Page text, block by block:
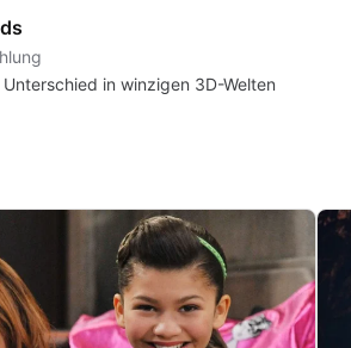
in winzigen 3D-Welten